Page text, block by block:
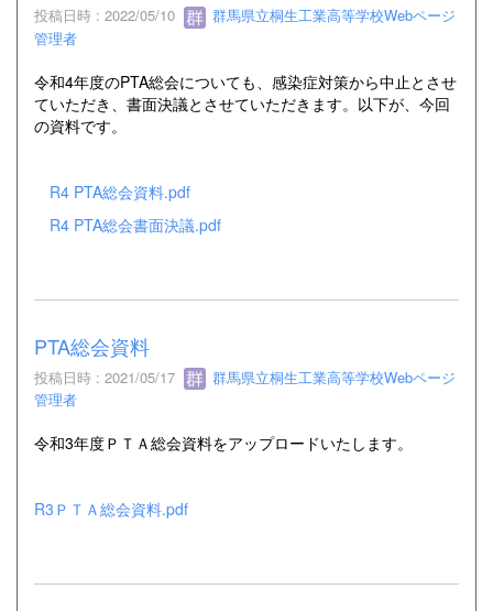
投稿日時 : 2022/05/10
群馬県立桐生工業高等学校Webページ
管理者
令和4年度のPTA総会についても、感染症対策から中止とさせ
ていただき、書面決議とさせていただきます。以下が、今回
の資料です。
R4 PTA総会資料.pdf
R4 PTA総会書面決議.pdf
PTA総会資料
投稿日時 : 2021/05/17
群馬県立桐生工業高等学校Webページ
管理者
令和3年度ＰＴＡ総会資料をアップロードいたします。
R3ＰＴＡ総会資料.pdf